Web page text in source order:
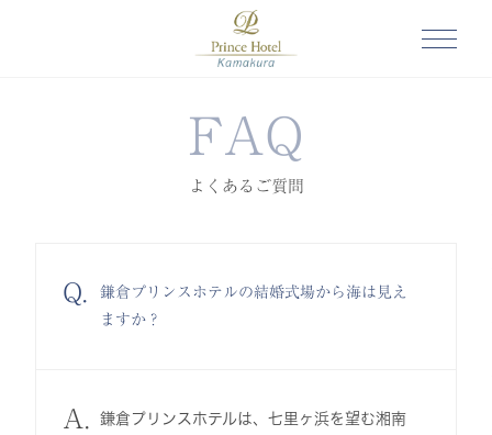
FAQ
よくあるご質問
Q.
鎌倉プリンスホテルの結婚式場から海は見え
ますか？
A.
鎌倉プリンスホテルは、七里ヶ浜を望む湘南